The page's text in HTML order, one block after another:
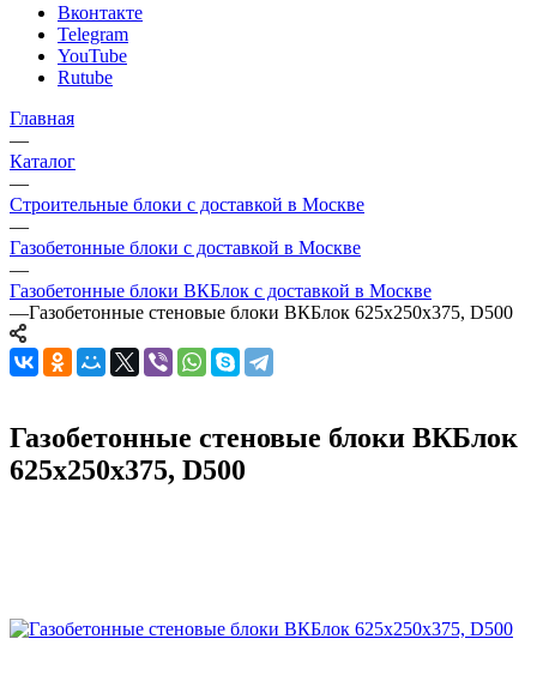
Вконтакте
Telegram
YouTube
Rutube
Главная
—
Каталог
—
Строительные блоки с доставкой в Москве
—
Газобетонные блоки с доставкой в Москве
—
Газобетонные блоки ВКБлок с доставкой в Москве
—Газобетонные стеновые блоки ВКБлок 625х250х375, D500
Газобетонные стеновые блоки ВКБлок
625х250х375, D500